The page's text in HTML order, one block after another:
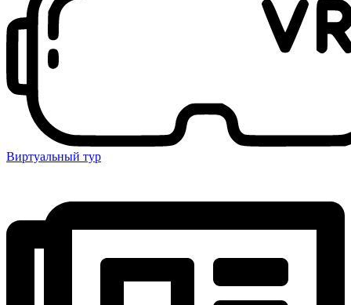
Виртуальный тур